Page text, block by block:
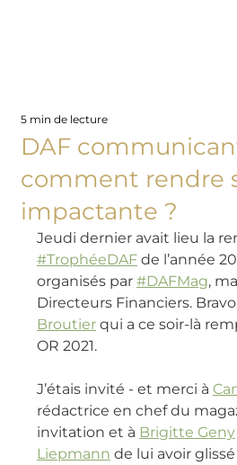
DAF
comment rendre
impactante ?
5 min de lecture
Jeudi dernier avait lieu la
#TrophéeDAF de l’année
organisés par #DAFMag,
Directeurs Financiers. Bravo
Broutier qui a ce soir-là
OR 2021.
J’étais invité - et merci à
rédactrice en chef du
invitation et à Brigitte Geny
Liepmann de lui avoir